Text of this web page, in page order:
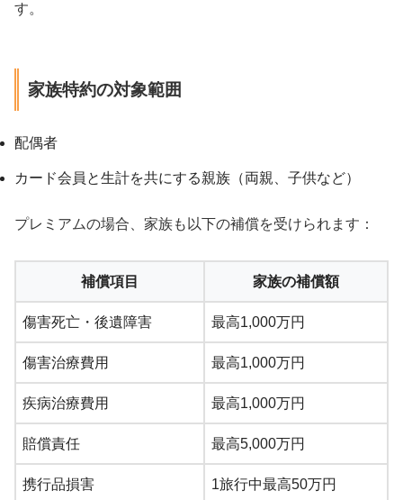
す。
家族特約の対象範囲
配偶者
カード会員と生計を共にする親族（両親、子供など）
プレミアムの場合、家族も以下の補償を受けられます：
補償項目 家族の補償額
傷害死亡・後遺障害 最高1,000万円
傷害治療費用 最高1,000万円
疾病治療費用 最高1,000万円
賠償責任 最高5,000万円
携行品損害 1旅行中最高50万円